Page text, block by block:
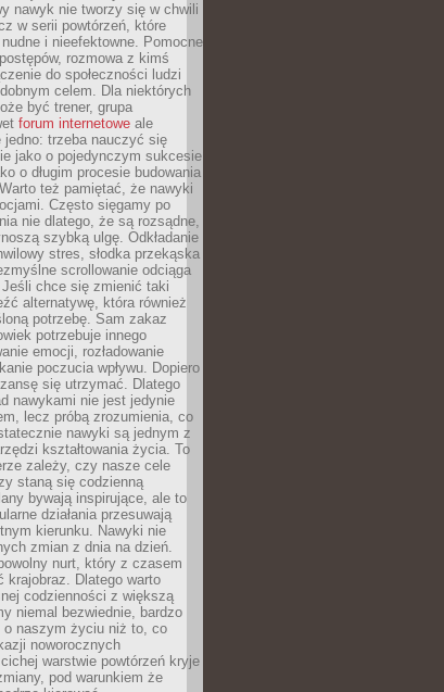
nawyk nie tworzy się w chwili
w serii powtórzeń, które
i nieefektowne. Pomocne
rozmowa z kimś
do społeczności ludzi
celem. Dla niektórych
być trener, grupa
forum internetowe ale
jedno: trzeba nauczyć się
jako o pojedynczym sukcesie
o długim procesie budowania
też pamiętać, że nawyki
Często sięgamy po
nie dlatego, że są rozsądne,
szybką ulgę. Odkładanie
stres, słodka przekąska
scrollowanie odciąga
chce się zmienić taki
alternatywę, która również
potrzebę. Sam zakaz
potrzebuje innego
emocji, rozładowanie
poczucia wpływu. Dopiero
się utrzymać. Dlatego
nawykami nie jest jedynie
lecz próbą zrozumienia, co
nawyki są jednym z
kształtowania życia. To
zależy, czy nasze cele
staną się codzienną
bywają inspirujące, ale to
działania przesuwają
kierunku. Nawyki nie
zmian z dnia na dzień.
nurt, który z czasem
krajobraz. Dlatego warto
codzienności z większą
niemal bezwiednie, bardzo
o naszym życiu niż to, co
noworocznych
warstwie powtórzeń kryje
pod warunkiem że